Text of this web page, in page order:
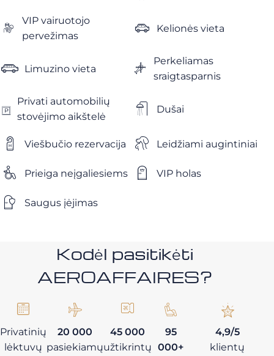
VIP vairuotojo
pervežimas
Kelionės vieta
Limuzino vieta
Perkeliamas
sraigtasparnis
Privati ​​automobilių
stovėjimo aikštelė
Dušai
Viešbučio rezervacija Leidžiami augintiniai
Prieiga neįgaliesiems VIP holas
Saugus įėjimas
Kodėl pasitikėti
AEROAFFAIRES?
Privatinių
lėktuvų
20 000
pasiekiamų
45 000
užtikrintų
95
000+
4,9/5
klientų